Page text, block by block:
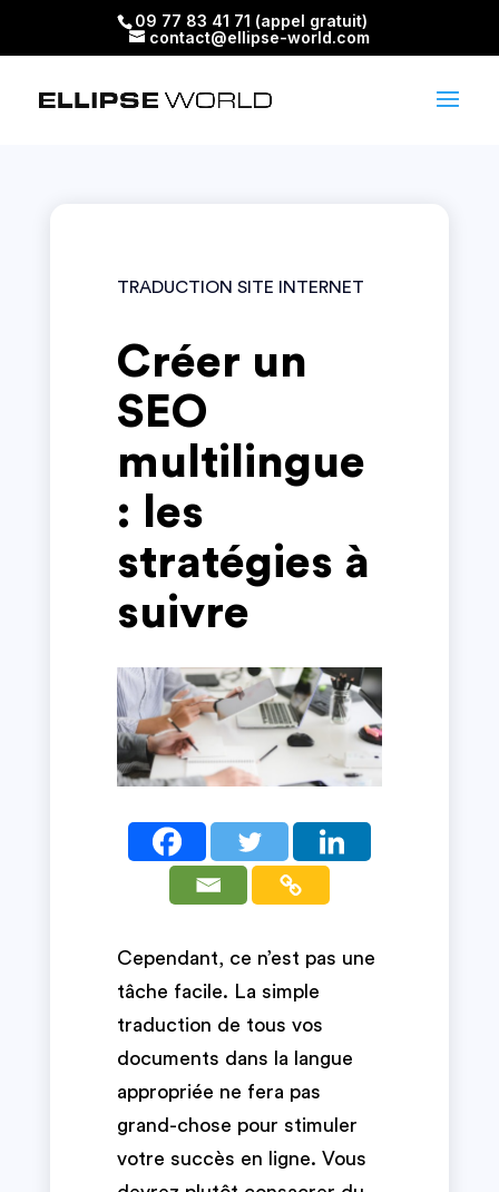
09 77 83 41 71 (appel gratuit)
contact@ellipse-world.com
TRADUCTION SITE INTERNET
Créer un
SEO
multilingue
: les
stratégies à
suivre
Cependant, ce n’est pas une
tâche facile. La simple
traduction de tous vos
documents dans la langue
appropriée ne fera pas
grand-chose pour stimuler
votre succès en ligne. Vous